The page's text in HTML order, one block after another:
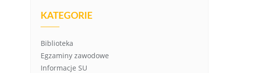
KATEGORIE
Biblioteka
Egzaminy zawodowe
Informacje SU